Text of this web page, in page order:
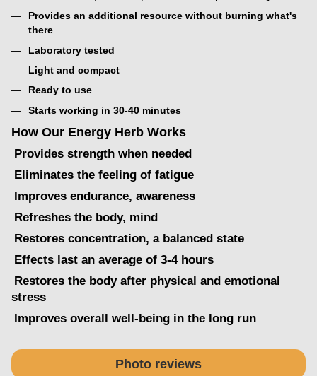
Provides an additional resource without burning what's
there
Laboratory tested
Light and compact
Ready to use
Starts working in 30-40 minutes
How Our Energy Herb Works
Provides strength when needed
Eliminates the feeling of fatigue
Improves endurance, awareness
Refreshes the body, mind
Restores concentration, a balanced state
Effects last an average of 3-4 hours
Restores the body after physical and emotional
stress
Improves overall well-being in the long run
Photo reviews